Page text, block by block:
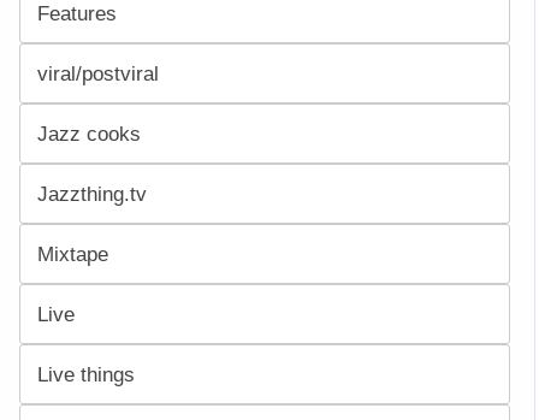
Features
viral/postviral
Jazz cooks
Jazzthing.tv
Mixtape
Live
Live things